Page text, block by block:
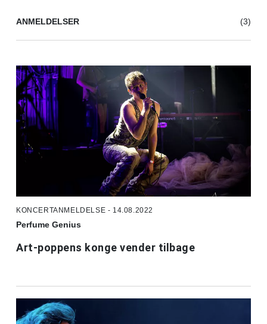
ANMELDELSER (3)
KONCERTANMELDELSE - 14.08.2022
Perfume Genius
Art-poppens konge vender tilbage